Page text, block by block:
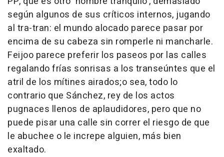
según algunos de sus críticos internos, jugando
al tra-tran: el mundo alocado parece pasar por
encima de su cabeza sin romperle ni mancharle.
Feijoo parece preferir los paseos por las calles
regalando frías sonrisas a los transeúntes que el
atril de los mítines airados;o sea, todo lo
contrario que Sánchez, rey de los actos
pugnaces llenos de aplaudidores, pero que no
puede pisar una calle sin correr el riesgo de que
le abuchee o le increpe alguien, más bien
exaltado.